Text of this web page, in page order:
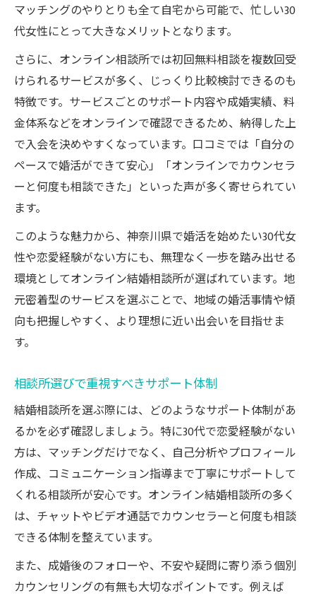
マッチングのやりとりも全て自宅から可能で、忙しい30
代女性にとって大きなメリットとなります。
さらに、オンライン相談所では初回無料相談を複数回受
けられるサービスが多く、じっくり比較検討できるのも
特徴です。サービスごとのサポート内容や成婚実績、料
金体系などをオンラインで確認できるため、納得した上
で入会を決めやすくなっています。口コミでは「自分の
ペースで婚活ができて安心」「オンラインでカウンセラ
ーと何度も相談できた」といった声が多く寄せられてい
ます。
このような魅力から、神奈川県で婚活を始めたい30代女
性や恋愛経験がない方にも、無理なく一歩を踏み出せる
環境としてオンライン結婚相談所が選ばれています。地
元密着型のサービスを選ぶことで、地域の婚活事情や傾
向も把握しやすく、より理想に近い出会いを目指せま
す。
相談所選びで重視すべきサポート体制
結婚相談所を選ぶ際には、どのようなサポート体制があ
るかを必ず確認しましょう。特に30代で恋愛経験がない
方は、マッチングだけでなく、自己分析やプロフィール
作成、コミュニケーション指導まで丁寧にサポートして
くれる相談所が安心です。オンライン結婚相談所の多く
は、チャットやビデオ通話でカウンセラーと何度も相談
できる体制を整えています。
また、成婚後のフォローや、不安や疑問に寄り添う個別
カウンセリングの有無も大切なポイントです。例えば